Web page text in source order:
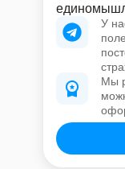
У
Мы